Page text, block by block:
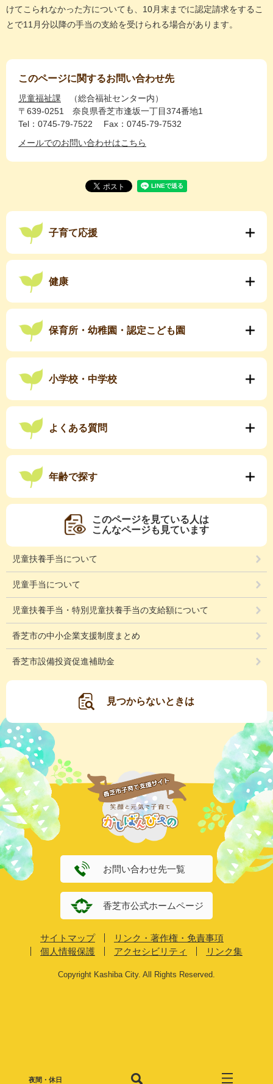
夜間・休日
けてこられなかった方についても、10月末までに認定請求をするこ
とで11月分以降の手当の支給を受けられる場合があります。
このページに関するお問い合わせ先
児童福祉課
総合福祉センター内
〒639-0251
奈良県香芝市逢坂一丁目374番地1
Tel：0745-79-7522
Fax：0745-79-7532
メールでのお問い合わせはこちら
子育て応援
健康
保育所・幼稚園・認定こども園
小学校・中学校
よくある質問
年齢で探す
このページを見ている人は
こんなページも見ています
児童扶養手当について
児童手当について
児童扶養手当・特別児童扶養手当の支給額について
香芝市の中小企業支援制度まとめ
香芝市設備投資促進補助金
見つからないときは
お問い合わせ先一覧
香芝市公式ホームページ
サイトマップ
リンク・著作権・免責事項
個人情報保護
アクセシビリティ リンク集
Copyright Kashiba City. All Rights Reserved.